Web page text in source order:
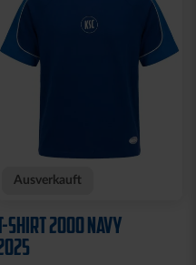
Ausverkauft
SHIRT 2000 NAVY